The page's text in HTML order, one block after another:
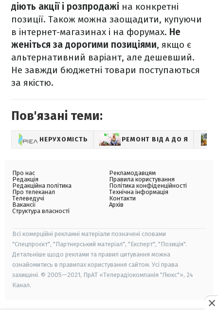
діють акції і розпродажі на конкретні
позиції. Також можна заощадити, купуючи
в інтернет-магазинах і на форумах. Не
женіться за дорогими позиціями, якщо є
альтернативний варіант, але дешевший.
Не завжди бюджетні товари поступаються
за якістю.
Пов'язані теми:
НЕРУХОМІСТЬ РЕМОНТ ВІД А ДО Я
Про нас
Редакція
Редакційна політика
Про телеканал
Телеведучі
Вакансії
Структура власності
Рекламодавцям
Правила користування
Політика конфіденційності
Технічна інформація
Контакти
Архів
Всі комерційні рекламні матеріали позначені словами
"Спецпроєкт", "Партнерський матеріал", "Експерт", "Позиція".
Детальніше щодо реклами та правил цитування можна
ознайомитись в правилах користування сайтом. Усі права
захищені. © 2005—2021, ПрАТ «Телерадіокомпанія "Люкс"», 24
Канал.